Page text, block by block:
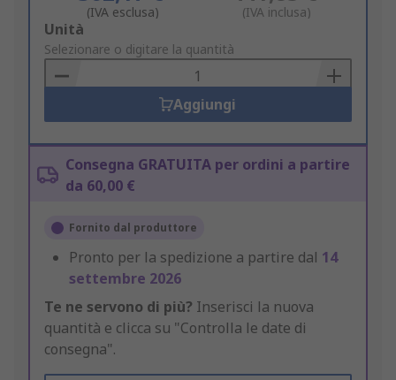
(IVA esclusa) (IVA inclusa)
Add
to
Basket
Unità
Selezionare o digitare la quantità
Aggiungi
Consegna GRATUITA per ordini a partire
da 60,00 €
Fornito dal produttore
Pronto per la spedizione a partire dal 14
settembre 2026
Te ne servono di più? Inserisci la nuova
quantità e clicca su "Controlla le date di
consegna".